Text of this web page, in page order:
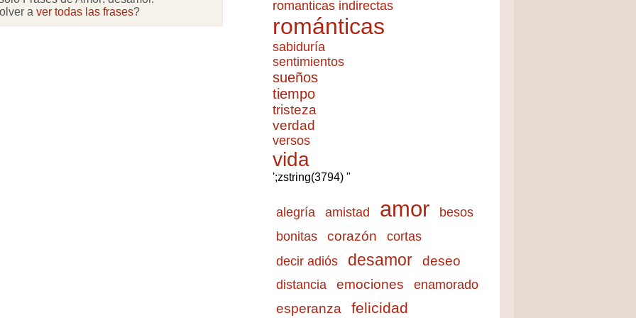
a ver todas las frases? romanticas indirectas
románticas
sabiduría
sentimientos
sueños
tiempo
tristeza
verdad
versos
vida
';zstring(3794) "
alegría amistad amor besos
bonitas corazón cortas
decir adiós desamor deseo
distancia emociones enamorado
esperanza felicidad